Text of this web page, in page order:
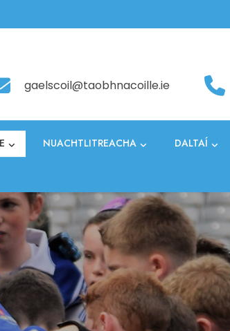
gaelscoil@taobhnacoille.ie
NUACHTLITREACHA
DALTAÍ